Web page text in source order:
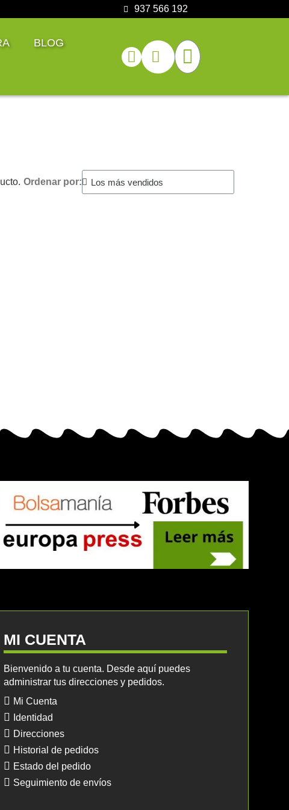
937 566 192
BLOG
Ordenar por:
MI CUENTA
Bienvenido a tu cuenta. Desde aquí puedes
administrar tus direcciones y pedidos.
Mi Cuenta
Identidad
Direcciones
Historial de pedidos
Estado del pedido
Seguimiento de envíos